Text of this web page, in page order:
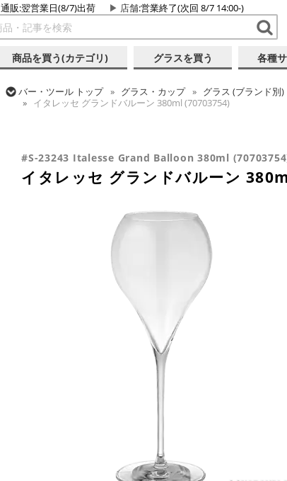
通販:翌営業日(8/7)出荷 店舗:営業終了(次回 8/7 14:00-)
商品を買う(カテゴリ) グラスを買う 各種
バー・ツール トップ グラス・カップ グラス (ブランド別)
イタレッセ グランドバルーン 380ml (70703754)
#S-23243 Italesse Grand Balloon 380ml
イタレッセ グランドバルーン